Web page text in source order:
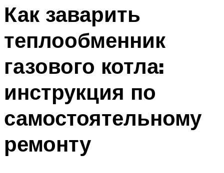
Меню
Как заварить
теплообменник
газового котла:
инструкция по
самостоятельному
ремонту